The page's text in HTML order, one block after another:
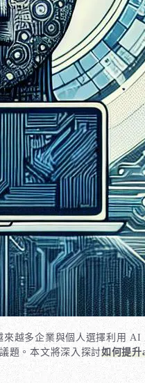
越多企業與個人選擇利用
題。本文將深入探討如何提升